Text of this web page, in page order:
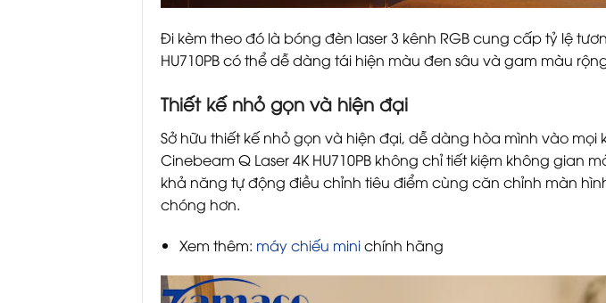
Đi kèm theo đó là bóng đèn laser 3 kênh RGB cung cấp tỷ lệ
HU710PB có thể dễ dàng tái hiện màu đen sâu và gam màu
Thiết kế nhỏ gọn và hiện đại
Sở hữu thiết kế nhỏ gọn và hiện đại, dễ dàng hòa mình vào mọi
Cinebeam Q Laser 4K HU710PB không chỉ tiết kiệm không
khả năng tự động điều chỉnh tiêu điểm cùng căn chỉnh màn
chóng hơn.
Xem thêm: máy chiếu minichính hãng